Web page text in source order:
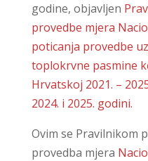
godine, objavljen
provedbe mjera
poticanja provedbe
toplokrvne pasmine
Hrvatskoj 2021. –
2024. i 2025. godini.
Ovim se Pravilnikom
provedba mjera